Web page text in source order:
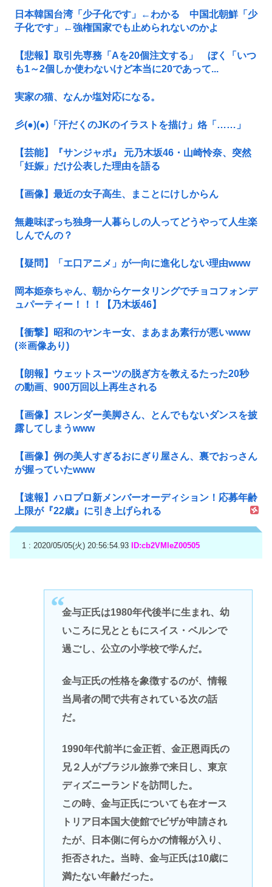
日本韓国台湾「少子化です」←わかる 中国北朝鮮「少
子化です」←強権国家でも止められないのかよ
【悲報】取引先専務「Aを20個注文する」 ぼく「いつ
も1～2個しか使わないけど本当に20であって...
実家の猫、なんか塩対応になる。
彡(●)(●)「汗だくのJKのイラストを描け」烙「……」
【芸能】『サンジャポ』 元乃木坂46・山崎怜奈、突然
「妊娠」だけ公表した理由を語る
【画像】最近の女子高生、まことにけしからん
無趣味ぼっち独身一人暮らしの人ってどうやって人生楽
しんでんの？
【疑問】「エ口アニメ」が一向に進化しない理由www
岡本姫奈ちゃん、朝からケータリングでチョコフォンデ
ュパーティー！！！【乃木坂46】
【衝撃】昭和のヤンキー女、まあまあ素行が悪いwww
(※画像あり)
【朗報】ウェットスーツの脱ぎ方を教えるたった20秒
の動画、900万回以上再生される
【画像】スレンダー美脚さん、とんでもないダンスを披
露してしまうwww
【画像】例の美人すぎるおにぎり屋さん、裏でおっさん
が握っていたwww
【速報】ハロプロ新メンバーオーディション！応募年齢
上限が『22歳』に引き上げられる
1 : 2020/05/05(火) 20:56:54.93 ID:cb2VMleZ00505
金与正氏は1980年代後半に生まれ、幼
いころに兄とともにスイス・ベルンで
過ごし、公立の小学校で学んだ。
金与正氏の性格を象徴するのが、情報
当局者の間で共有されている次の話
だ。
1990年代前半に金正哲、金正恩両氏の
兄２人がブラジル旅券で来日し、東京
ディズニーランドを訪問した。
この時、金与正氏についても在オース
トリア日本国大使館でビザが申請され
たが、日本側に何らかの情報が入り、
拒否された。当時、金与正氏は10歳に
満たない年齢だった。